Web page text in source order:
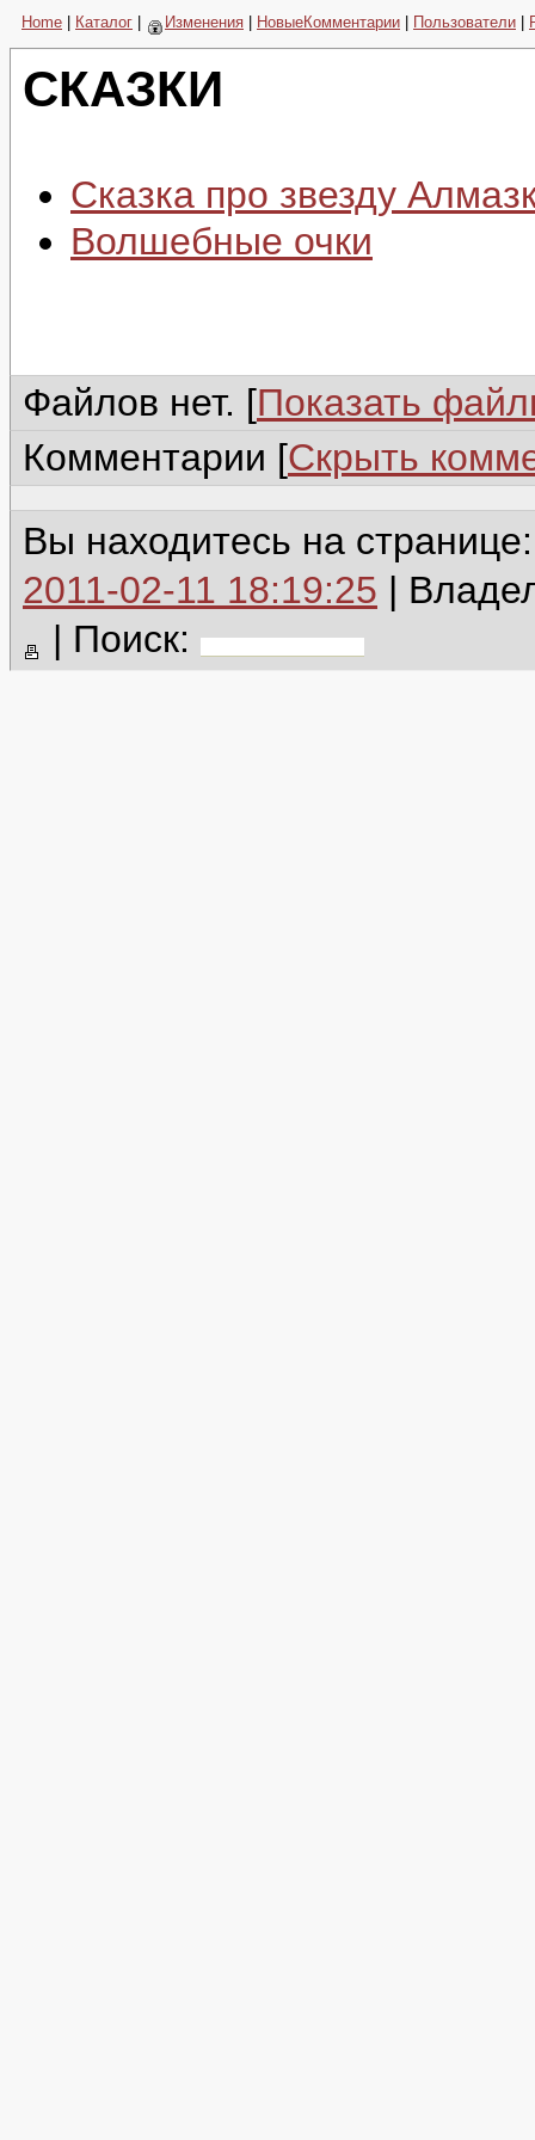
Home Каталог Изменения НовыеКомментарии Пользователи
СКАЗКИ
Сказка про звезду
Волшебные очки
Файлов нет. [Показать
Комментарии [Скрыть
Вы находитесь на
2011-02-11 18:19:25 |
| Поиск: